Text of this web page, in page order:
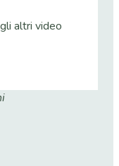
gli altri video